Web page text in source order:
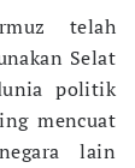
telah
Selat
politik
mencuat
lain